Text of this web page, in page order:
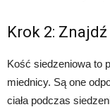
Krok 2:
Kość siedzeniowa to
miednicy. Są one
ciała podczas